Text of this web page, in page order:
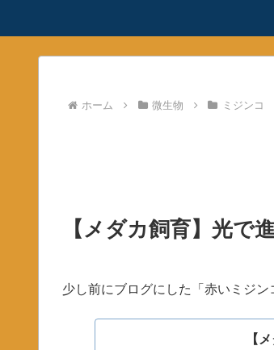
ホーム 微生物 ミジンコ
【メダカ飼育】光で
少し前にブログにした「赤いミジン
【